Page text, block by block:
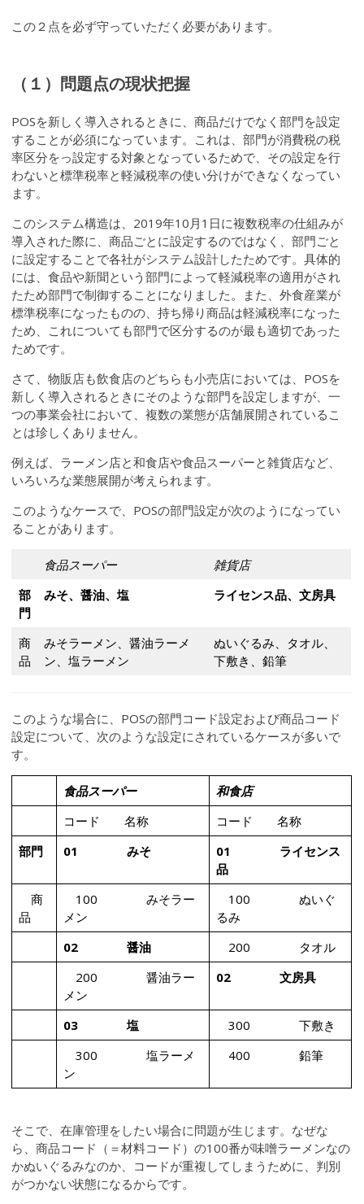
この２点を必ず守っていただく必要があります。
（１）問題点の現状把握
POSを新しく導入されるときに、商品だけでなく部門を設定
することが必須になっています。これは、部門が消費税の税
率区分をっ設定する対象となっているためで、その設定を行
わないと標準税率と軽減税率の使い分けができなくなってい
ます。
このシステム構造は、2019年10月1日に複数税率の仕組みが
導入された際に、商品ごとに設定するのではなく、部門ごと
に設定することで各社がシステム設計したためです。具体的
には、食品や新聞という部門によって軽減税率の適用がされ
たため部門で制御することになりました。また、外食産業が
標準税率になったものの、持ち帰り商品は軽減税率になった
ため、これについても部門で区分するのが最も適切であった
ためです。
さて、物販店も飲食店のどちらも小売店においては、POSを
新しく導入されるときにそのような部門を設定しますが、一
つの事業会社において、複数の業態が店舗展開されているこ
とは珍しくありません。
例えば、ラーメン店と和食店や食品スーパーと雑貨店など、
いろいろな業態展開が考えられます。
このようなケースで、POSの部門設定が次のようになってい
ることがあります。
食品スーパー
雑貨店
部
門
みそ、醤油、塩 ライセンス品、文房具
商
品
みそラーメン、醤油ラーメ
ン、塩ラーメン
ぬいぐるみ、タオル、
下敷き、鉛筆
このような場合に、POSの部門コード設定および商品コード
設定について、次のような設定にされているケースが多いで
す。
食品スーパー
和食店
コード 名称
コード 名称
部門
01 みそ
01 ライセンス
品
商
品
100 みそラー
メン
100 ぬいぐ
るみ
02 醤油
200 タオル
200 醤油ラー
メン
02 文房具
03 塩
300 下敷き
300 塩ラーメ
ン
400 鉛筆
そこで、在庫管理をしたい場合に問題が生じます。なぜな
ら、商品コード（＝材料コード）の100番が味噌ラーメンなの
かぬいぐるみなのか、コードが重複してしまうために、判別
がつかない状態になるからです。